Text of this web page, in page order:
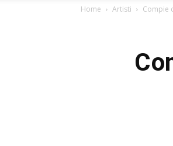
Home Artisti Compie